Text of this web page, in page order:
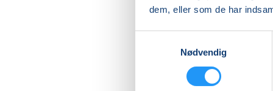
dem, eller som de har
Nødvendig
øvelser,